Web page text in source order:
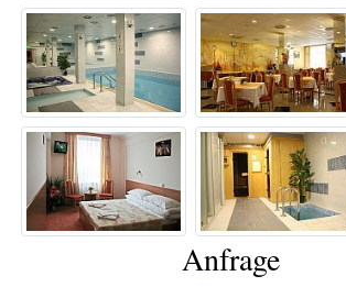
Anfrage